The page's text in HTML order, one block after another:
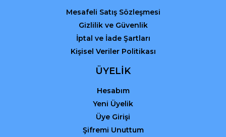
Mesafeli Satış Sözleşmesi
Gizlilik ve Güvenlik
İptal ve İade Şartları
Kişisel Veriler Politikası
ÜYELİK
Hesabım
Yeni Üyelik
Üye Girişi
Şifremi Unuttum